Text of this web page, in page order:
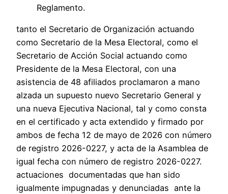
Reglamento.
tanto el Secretario de Organización actuando
como Secretario de la Mesa Electoral, como el
Secretario de Acción Social actuando como
Presidente de la Mesa Electoral, con una
asistencia de 48 afiliados proclamaron a mano
alzada un supuesto nuevo Secretario General y
una nueva Ejecutiva Nacional, tal y como consta
en el certificado y acta extendido y firmado por
ambos de fecha 12 de mayo de 2026 con número
de registro 2026-0227, y acta de la Asamblea de
igual fecha con número de registro 2026-0227.
actuaciones documentadas que han sido
igualmente impugnadas y denunciadas ante la